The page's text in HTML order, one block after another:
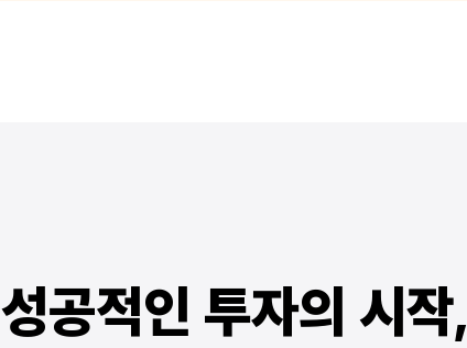
성공적인 투자의 시작,